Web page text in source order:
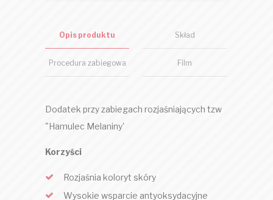
Opis produktu Skład
Procedura zabiegowa Film
Dodatek przy zabiegach rozjaśniających tzw
"Hamulec Melaniny'
Korzyści
Rozjaśnia koloryt skóry
Wysokie wsparcie antyoksydacyjne